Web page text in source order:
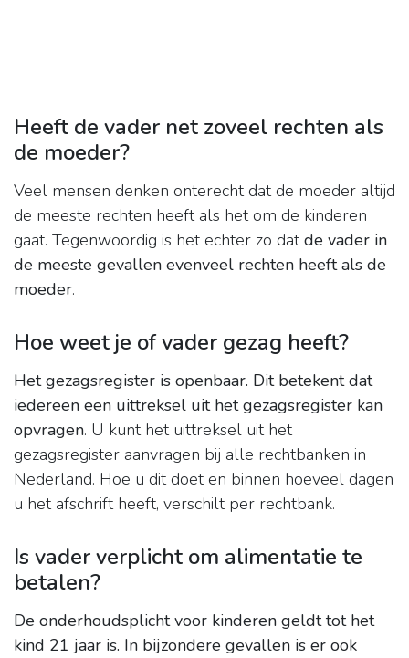
Heeft de vader net zoveel rechten als
de moeder?
Veel mensen denken onterecht dat de moeder altijd
de meeste rechten heeft als het om de kinderen
gaat. Tegenwoordig is het echter zo datde vader in
de meeste gevallen evenveel rechten heeft als de
moeder.
Hoe weet je of vader gezag heeft?
Het gezagsregister is openbaar. Dit betekent dat
iedereen een uittreksel uit het gezagsregister kan
opvragen. U kunt het uittreksel uit het
gezagsregister aanvragen bij alle rechtbanken in
Nederland. Hoe u dit doet en binnen hoeveel dagen
u het afschrift heeft, verschilt per rechtbank.
Is vader verplicht om alimentatie te
betalen?
De onderhoudsplicht voor kinderen geldt tot het
kind 21 jaar is. In bijzondere gevallen is er ook